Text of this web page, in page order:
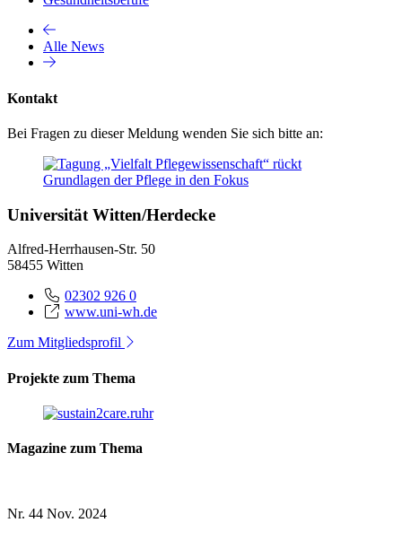
Alle News
Kontakt
Bei Fragen zu dieser Meldung wenden Sie sich bitte an:
Universität Witten/Herdecke
Alfred-Herrhausen-Str. 50
58455 Witten
02302 926 0
www.uni-wh.de
Zum Mitgliedsprofil
Projekte zum Thema
Magazine zum Thema
Nr. 44 Nov. 2024